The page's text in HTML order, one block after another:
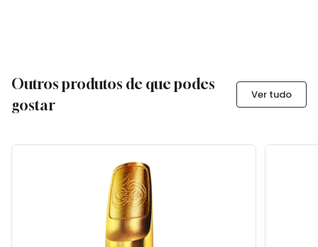
Outros produtos de que podes
gostar
Ver tudo